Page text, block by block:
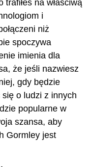
trafiłeś na właściwą
i
niż
spoczywa
imienia dla
że jeśli nazwiesz
gdy będzie
się o ludzi z innych
popularne w
szansa, aby
Gormley jest